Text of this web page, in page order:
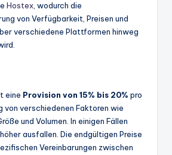
Hostex, wodurch die
von Verfügbarkeit, Preisen und
verschiedene Plattformen hinweg
eine Provision von 15% bis 20% pro
von verschiedenen Faktoren wie
und Volumen. In einigen Fällen
ausfallen. Die endgültigen Preise
Vereinbarungen zwischen